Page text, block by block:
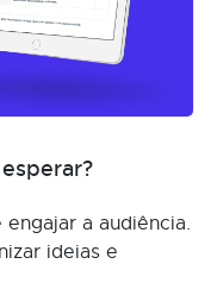
a audiência.
ideias e